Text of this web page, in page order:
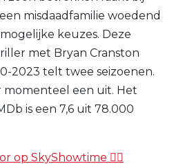
misdaadfamilie woedend
keuzes. Deze
met Bryan Cranston
2023 telt twee seizoenen.
een uit. Het
is een 7,6 uit 78.000
op SkyShowtime 🧑‍⚖️